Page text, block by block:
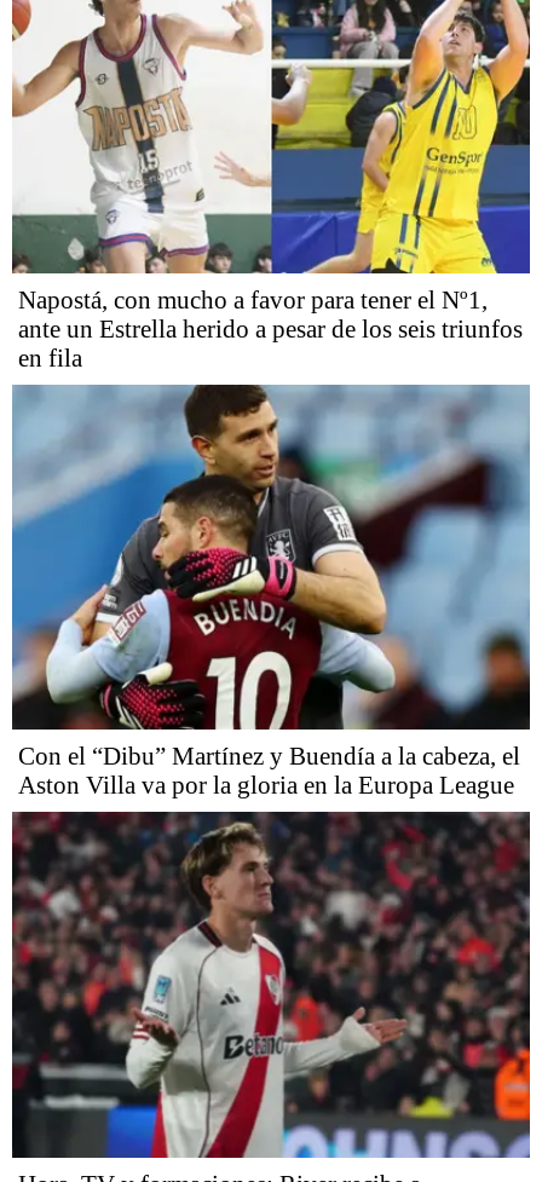
Napostá, con mucho a favor para tener el Nº1,
ante un Estrella herido a pesar de los seis triunfos
en fila
Con el “Dibu” Martínez y Buendía a la cabeza, el
Aston Villa va por la gloria en la Europa League